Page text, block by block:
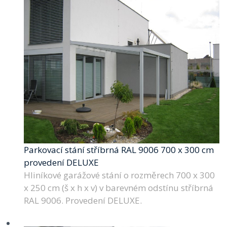
Parkovací stání stříbrná RAL 9006 700 x 300 cm
provedení DELUXE
Hliníkové garážové stání o rozměrech 700 x 300
x 250 cm (š x h x v) v barevném odstínu stříbrná
RAL 9006. Provedení DELUXE.